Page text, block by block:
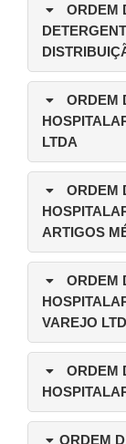
ORDEM
ORDEM
LTDA
ORDEM
ARTIGOS
ORDEM
VAREJO
ORDEM
ORDEM